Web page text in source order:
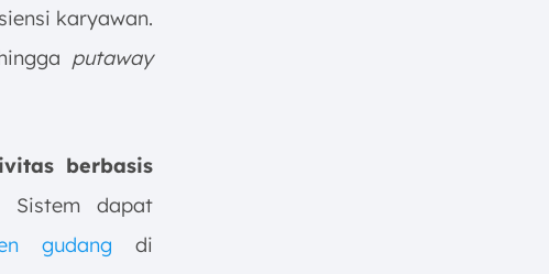
karyawan.
putaway
berbasis
Sistem dapat
gudang di